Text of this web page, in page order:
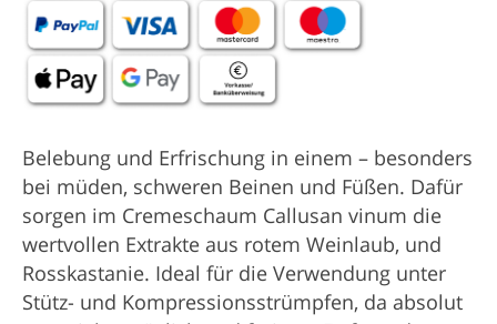
Belebung und Erfrischung in einem – besonders
bei müden, schweren Beinen und Füßen. Dafür
sorgen im Cremeschaum Callusan vinum die
wertvollen Extrakte aus rotem Weinlaub, und
Rosskastanie. Ideal für die Verwendung unter
Stütz- und Kompressionsstrümpfen, da absolut